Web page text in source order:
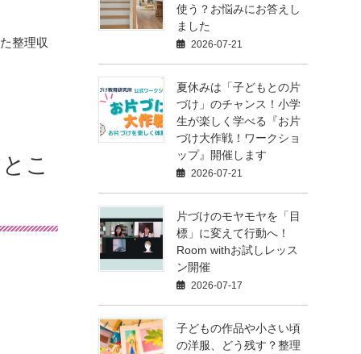
整理収
こ
使う？お悩みにお答えし
ました
2026-07-21
夏休みは「子どもとの片
づけ」のチャンス！小学
生が楽しく学べる『お片
づけ大作戦！ワークショ
ップ』開催します
2026-07-21
片づけのモヤモヤを「目
標」に変えて行動へ！
Room withお試しレッス
ン開催
2026-07-17
子どもの作品や小さい頃
の洋服、どう残す？整理